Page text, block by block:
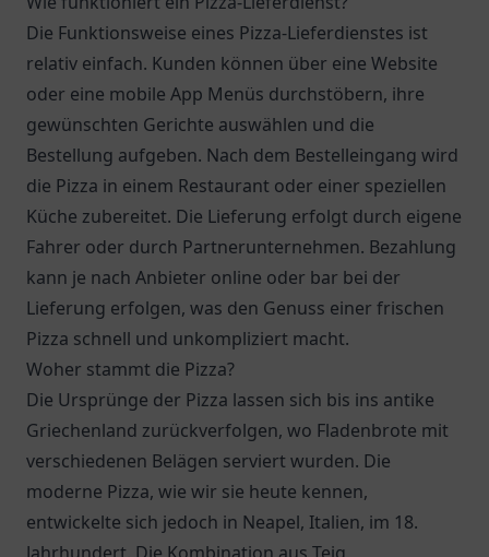
Die Funktionsweise eines Pizza-Lieferdienstes ist
relativ einfach. Kunden können über eine Website
oder eine mobile App Menüs durchstöbern, ihre
gewünschten Gerichte auswählen und die
Bestellung aufgeben. Nach dem Bestelleingang wird
die Pizza in einem Restaurant oder einer speziellen
Küche zubereitet. Die Lieferung erfolgt durch eigene
Fahrer oder durch Partnerunternehmen. Bezahlung
kann je nach Anbieter online oder bar bei der
Lieferung erfolgen, was den Genuss einer frischen
Pizza schnell und unkompliziert macht.
Woher stammt die Pizza?
Die Ursprünge der Pizza lassen sich bis ins antike
Griechenland zurückverfolgen, wo Fladenbrote mit
verschiedenen Belägen serviert wurden. Die
moderne Pizza, wie wir sie heute kennen,
entwickelte sich jedoch in Neapel, Italien, im 18.